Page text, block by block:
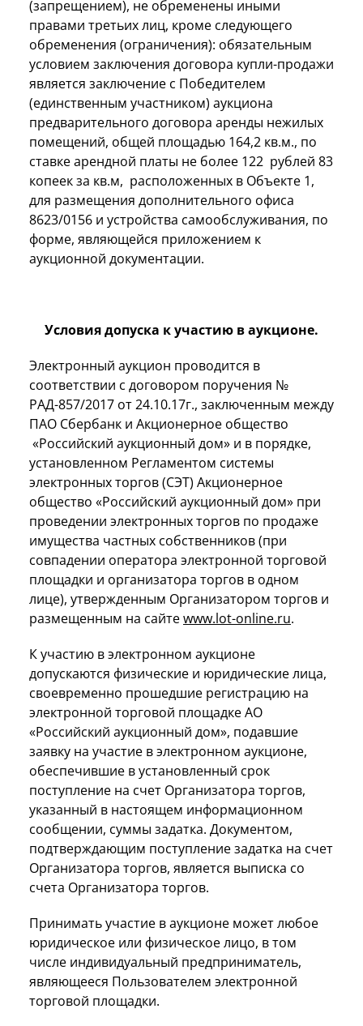
(запрещением), не обременены иными
правами третьих лиц, кроме следующего
обременения (ограничения): обязательным
условием заключения договора купли-продажи
является заключение с Победителем
(единственным участником) аукциона
предварительного договора аренды нежилых
помещений, общей площадью 164,2 кв.м., по
ставке арендной платы не более 122 рублей 83
копеек за кв.м, расположенных в Объекте 1,
для размещения дополнительного офиса
8623/0156 и устройства самообслуживания, по
форме, являющейся приложением к
аукционной документации.
Условия допуска к участию в аукционе.
Электронный аукцион проводится в
соответствии с договором поручения №
РАД-857/2017 от 24.10.17г., заключенным между
ПАО Сбербанк и Акционерное общество
«Российский аукционный дом» и в порядке,
установленном Регламентом системы
электронных торгов (СЭТ) Акционерное
общество «Российский аукционный дом» при
проведении электронных торгов по продаже
имущества частных собственников (при
совпадении оператора электронной торговой
площадки и организатора торгов в одном
лице), утвержденным Организатором торгов и
размещенным на сайтеwww.lot-online.ru.
К участию в электронном аукционе
допускаются физические и юридические лица,
своевременно прошедшие регистрацию на
электронной торговой площадке АО
«Российский аукционный дом», подавшие
заявку на участие в электронном аукционе,
обеспечившие в установленный срок
поступление на счет Организатора торгов,
указанный в настоящем информационном
сообщении, суммы задатка. Документом,
подтверждающим поступление задатка на счет
Организатора торгов, является выписка со
счета Организатора торгов.
Принимать участие в аукционе может любое
юридическое или физическое лицо, в том
числе индивидуальный предприниматель,
являющееся Пользователем электронной
торговой площадки.